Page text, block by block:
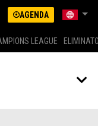
AGENDA
US LATINO (SPANISH)
LEAGUE